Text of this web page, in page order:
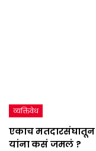
व्यक्तिवेध
एकाच
यांना कसं जमलं ?